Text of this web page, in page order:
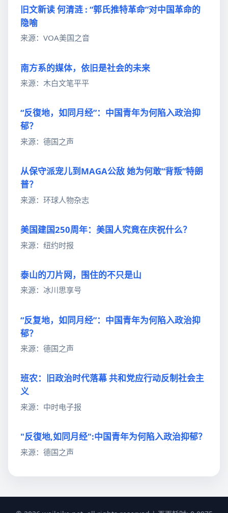
旧文新读 何清涟 : “郭氏推特革命”对中国革命的
隐喻
来源：VOA美国之音
南方系的媒体，依旧是社会的未来
来源：木白文笔平平
“反復地，如同月经”：中国青年为何陷入政治抑
郁？
来源：德国之声
从保守派宠儿到MAGA公敌 她为何敢“背叛”特朗
普？
来源：环球人物杂志
美国建国250周年：美国人究竟在庆祝什么？
来源：纽约时报
泰山的刀片网，围住的不只是山
来源：冰川思享号
“反复地，如同月经”：中国青年为何陷入政治抑
郁？
来源：德国之声
班农：旧政治时代落幕 共和党应行动反制社会主
义
来源：中时电子报
"反復地,如同月经":中国青年为何陷入政治抑郁？
来源：德国之声